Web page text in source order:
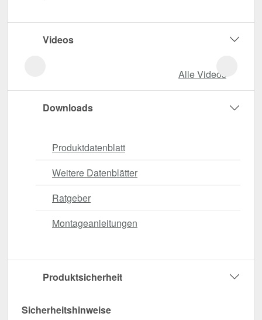
Videos
Alle Videos
Downloads
Produktdatenblatt
Weitere Datenblätter
Ratgeber
Montageanleitungen
Produktsicherheit
Sicherheitshinweise